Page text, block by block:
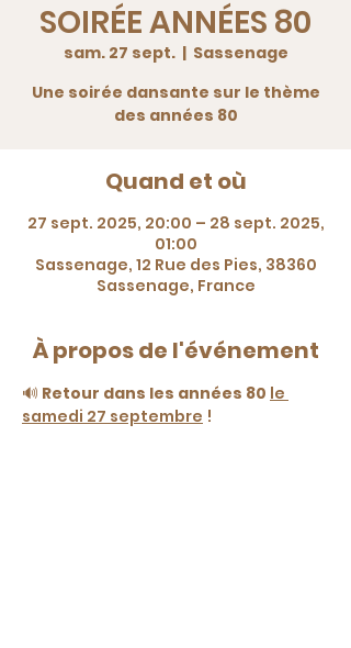
SOIRÉE ANNÉES 80
sam. 27 sept.
  |
Sassenage
Une soirée dansante sur le thème
des années 80
Quand et où
27 sept. 2025, 20:00 – 28 sept. 2025,
01:00
Sassenage, 12 Rue des Pies, 38360
Sassenage, France
À propos de l'événement
🔊 Retour dans les années 80 le
samedi 27 septembre !